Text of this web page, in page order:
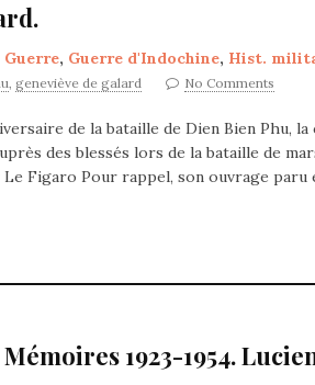
Guerre, Guerre d'Indochine, Hist.
, geneviève de galard No Comments
de la bataille de Dien Bien Phu,
des blessés lors de la bataille de
Figaro Pour rappel, son ouvrage paru
1923-1954.